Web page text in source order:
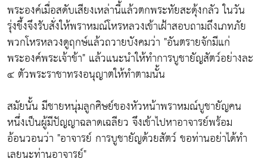
พระองค์เมื่อสดับเสียงเหล่านี้แล้วตกพระทัยสะดุ้งกลัว ในวัน
รุ่งขึ้งจึงรับสั่งให้พราหมณ์โหรหลวงเข้าเฝ้าสอบถามถึงเภทภัย
พวกโหรหลวงดูฤกษ์แล้วถวายบังคมว่า "อันตรายจักมีแก่
พระองค์พระเจ้าข้า" แล้วแนะนำให้ทำการบูชายัญสัตว์อย่างละ
๔ ตัวพระราชาทรงอนุญาตให้ทำตามนั้น
สมัยนั้น มีชายหนุ่มลูกศิษย์ของหัวหน้าพราหมณ์บูชายัญคน
หนึ่งเป็นผู้มีปัญญาฉลาดเฉลียว จึงเข้าไปหาอาจารย์พร้อม
อ้อนวอนว่า "อาจารย์ การบูชายัญด้วยสัตว์ ขอท่านอย่าได้ทำ
เลยนะท่านอาจารย์"